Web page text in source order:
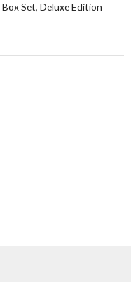
Box Set, Deluxe Edition